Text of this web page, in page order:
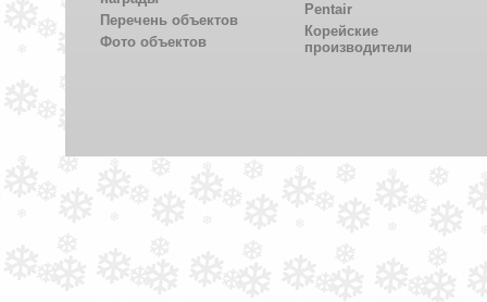
Перечень объектов
Фото объектов
Pentair
Корейские
производители